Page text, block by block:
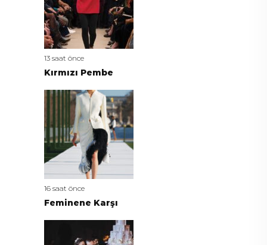
13 saat önce
Kırmızı Pembe
16 saat önce
Feminene Karşı